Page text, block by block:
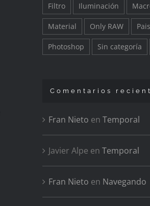
Filtro Iluminación
Material Only RAW
Photoshop Sin categoría
Comentarios
Fran Nieto en Temporal
Javier Alpe en Temporal
Fran Nieto en Navegando